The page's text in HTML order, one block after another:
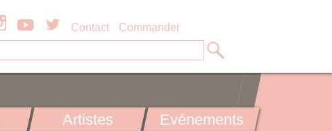
Contact Commander
Artistes Evénements